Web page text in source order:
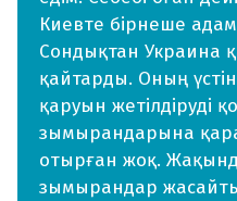
Киевте бірнеше
Сондықтан Украина
қайтарды. Оның
қаруын жетілдіруді
зымырандарына
отырған жоқ.
зымырандар